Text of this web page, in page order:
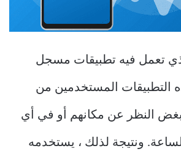
تعمل فيه تطبيقات مسجل
التطبيقات المستخدمين من
النظر عن مكانهم أو في أي
ونتيجة لذلك ، يستخدمه